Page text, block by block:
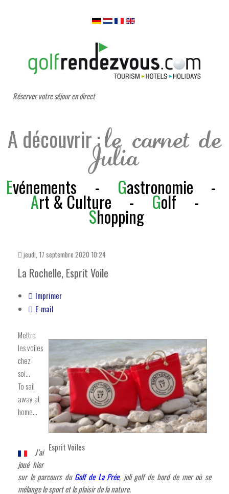
Réserver votre séjour en direct
A découvrir : le carnet de
Julia
Evénements - Gastronomie -
Art & Culture -Golf-
Shopping
jeudi, 17 septembre 2020 10:24
La Rochelle, Esprit Voile
Imprimer
E-mail
Esprit Voiles
Mettre
les voiles
chez
soi...
To sail
away at
home...
J’ai
joué hier
sur le parcours du Golf de La Prée, joli golf de bord de mer où se
mélange le sport et le plaisir de la nature.